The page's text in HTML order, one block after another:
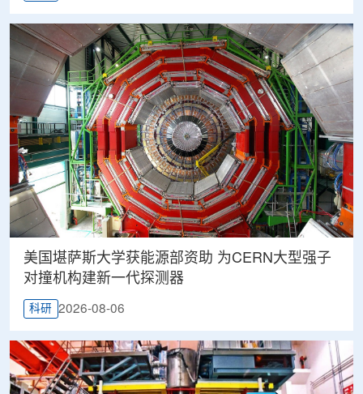
美国堪萨斯大学获能源部资助 为CERN大型强子
对撞机构建新一代探测器
科研 2026-08-06